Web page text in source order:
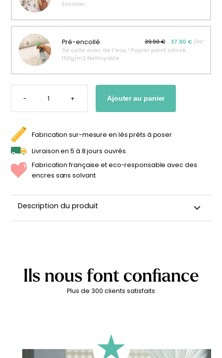
personnalisable
de
34,90€ €
Encoller.
Pré-encollé 39.90 € 37.90 € /m²
Se colle avec de l'eau ! Papier peint intissé
190g/m2 Nettoyable.
-
QUANTITÉ
PAPIER
PORTRAIT
POUR
+ Ajouter au panier
Fabrication sur-mesure en lés prêts à poser
Livraison en 5 à 8 jours ouvrés.
Fabrication française et eco-responsable avec des
encres sans solvant.
Description du produit
Ils nous font confiance
Plus de 300 clients satisfaits